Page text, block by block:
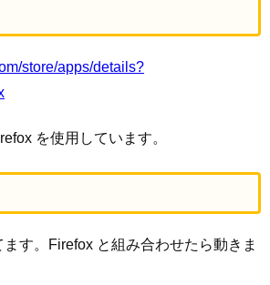
store/apps/details?
を使用しています。
す。Firefox と組み合わせたら動きま